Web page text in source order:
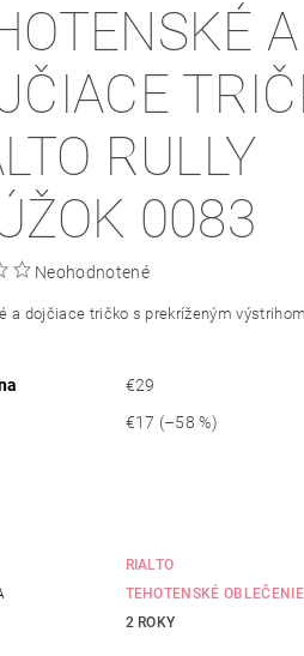
A
RULLY
0083
Neohodnotené
a dojčiace tričko s prekríženým
€29
€17 (–58 %)
RIALTO
TEHOTENSKÉ OBLEČENIE
2 ROKY